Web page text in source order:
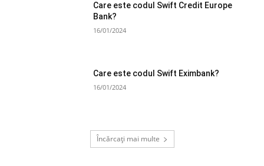
Care este codul Swift Credit Europe
Bank?
16/01/2024
Care este codul Swift Eximbank?
16/01/2024
Încărcați mai multe